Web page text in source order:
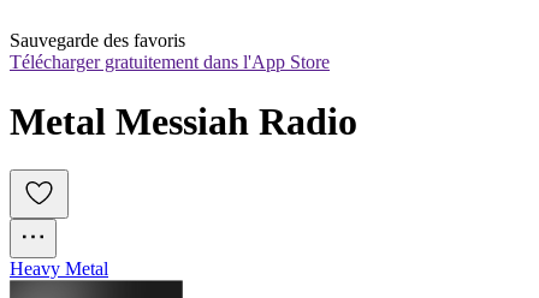
Sauvegarde des favoris
Télécharger gratuitement dans l'App Store
Metal Messiah Radio
Heavy Metal